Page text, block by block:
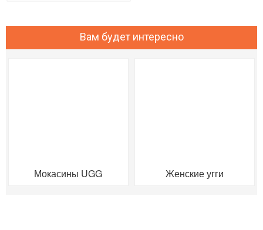
Вам будет интересно
Мокасины UGG Женские угги